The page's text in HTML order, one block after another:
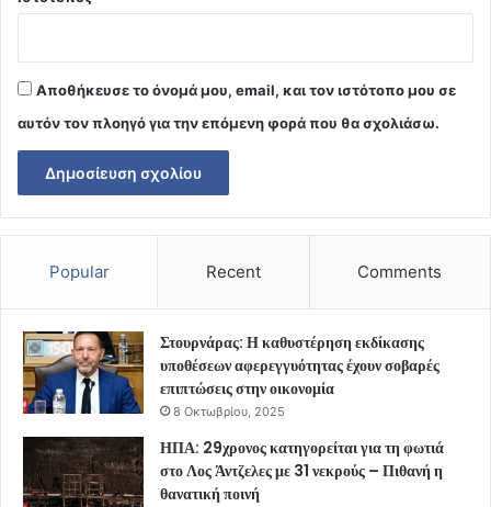
Αποθήκευσε το όνομά μου, email, και τον ιστότοπο μου σε
αυτόν τον πλοηγό για την επόμενη φορά που θα σχολιάσω.
Popular Recent Comments
Στουρνάρας: Η καθυστέρηση εκδίκασης
υποθέσεων αφερεγγυότητας έχουν σοβαρές
επιπτώσεις στην οικονομία
8 Οκτωβρίου, 2025
ΗΠΑ: 29χρονος κατηγορείται για τη φωτιά
στο Λος Άντζελες με 31 νεκρούς – Πιθανή η
θανατική ποινή